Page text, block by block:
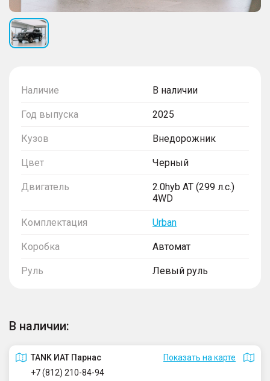
Наличие В наличии
Год выпуска 2025
Кузов Внедорожник
Цвет Черный
Двигатель
2.0hyb AT (299 л.с.)
4WD
Комплектация Urban
Коробка Автомат
Руль Левый руль
В наличии:
TANK ИАТ Парнас
Показать на карте
+7 (812) 210-84-94